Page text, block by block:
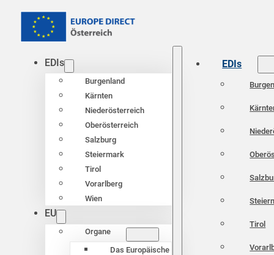
EDIs
Burgenland
Kärnten
Niederösterreich
Oberösterreich
Salzburg
Steiermark
Tirol
Vorarlberg
Wien
EU
Organe
Das Europäische
EDIs
Tirol